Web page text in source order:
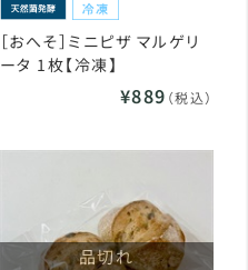
［おへそ］ミニピザ マルゲリ
ータ 1枚【冷凍】
¥889 （税込）
品切れ